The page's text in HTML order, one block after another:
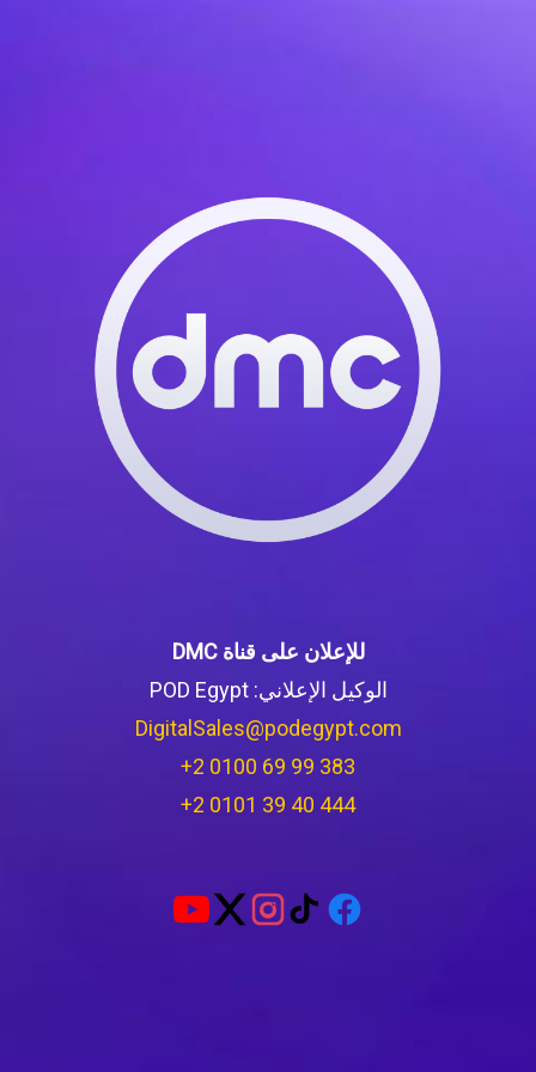
للإعلان على قناة DMC
الوكيل الإعلاني: POD Egypt
DigitalSales@podegypt.com
‪+2 0100 69 99 383‬
‪+2 0101 39 40 444‬